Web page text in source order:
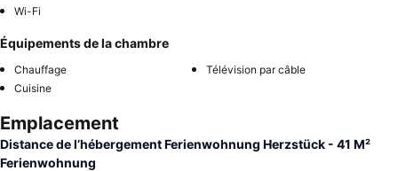
Wi-Fi
Équipements de la chambre
Chauffage
Télévision par câble
Cuisine
Emplacement
Distance de l’hébergement Ferienwohnung Herzstück - 41 M²
Ferienwohnung